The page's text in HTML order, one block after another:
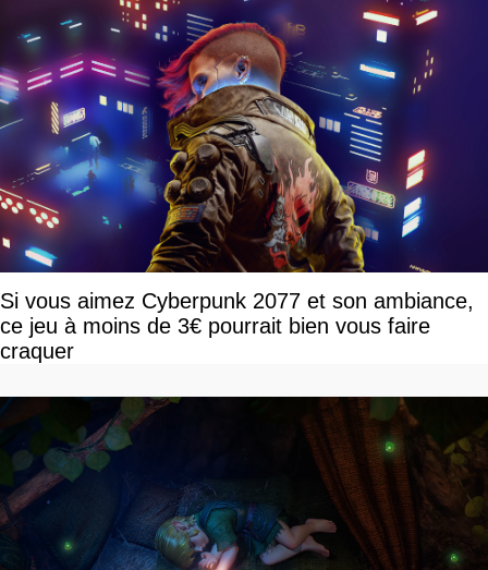
Si vous aimez Cyberpunk 2077 et son ambiance,
ce jeu à moins de 3€ pourrait bien vous faire
craquer